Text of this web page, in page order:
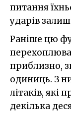
питання
ударів
Раніше цю
приблизно,
одиниць. З
літаків, які
декілька